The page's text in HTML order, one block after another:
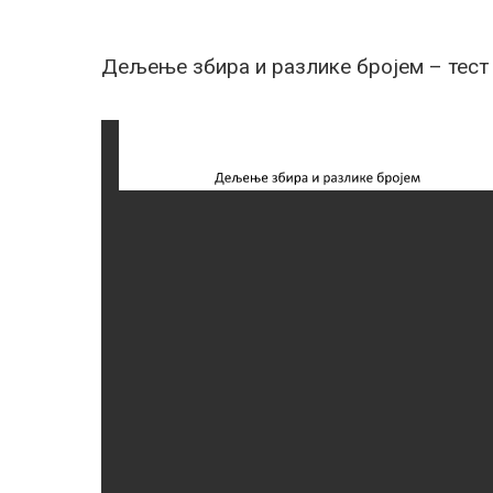
Дељење збира и разлике бројем – тест